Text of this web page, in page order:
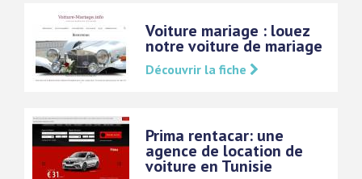
Voiture mariage : louez
notre voiture de mariage
Découvrir la fiche
Prima rentacar: une
agence de location de
voiture en Tunisie